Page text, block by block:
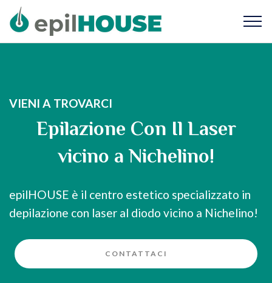
VIENI A TROVARCI
Epilazione Con Il Laser
vicino a Nichelino!
epilHOUSE è il centro estetico specializzato in
depilazione con laser al diodo vicino a Nichelino!
CONTATTACI